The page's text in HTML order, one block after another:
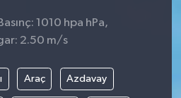
1010 hpa hPa,
2.50 m/s
Araç Azdavay